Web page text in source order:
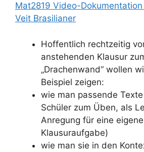
Mat2819 Video-
Veit Brasilianer
Hoffentlich rechtzeitig
anstehenden Klausur
„Drachenwand“ wollen
Beispiel zeigen:
wie man passende
Schüler zum Üben, als
Anregung für eine eigene
Klausuraufgabe)
wie man sie in den